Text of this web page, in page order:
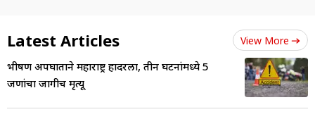
Latest Articles View More
भीषण अपघाताने महाराष्ट्र हादरला, तीन घटनांमध्ये 5
जणांचा जागीच मृत्यू